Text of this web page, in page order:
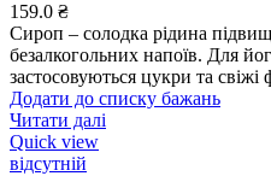
159.0 ₴
Сироп – солодка рідина
безалкогольних напоїв. Для
застосовуються цукри та свіжі
Додати до списку бажань
Читати далі
Quick view
відсутній